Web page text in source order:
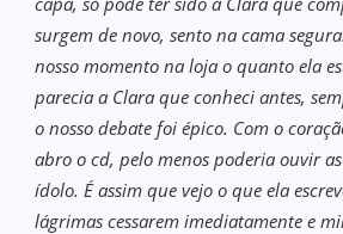
surgem de novo, sento na cama
nosso momento na loja o quanto ela
parecia a Clara que conheci antes,
o nosso debate foi épico. Com o
abro o cd, pelo menos poderia ouvir
ídolo. É assim que vejo o que ela
lágrimas cessarem imediatamente e